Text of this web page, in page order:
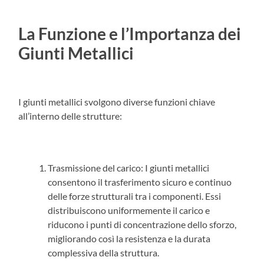
La Funzione e l’Importanza dei
Giunti Metallici
I giunti metallici svolgono diverse funzioni chiave
all’interno delle strutture:
Trasmissione del carico: I giunti metallici
consentono il trasferimento sicuro e continuo
delle forze strutturali tra i componenti. Essi
distribuiscono uniformemente il carico e
riducono i punti di concentrazione dello sforzo,
migliorando così la resistenza e la durata
complessiva della struttura.